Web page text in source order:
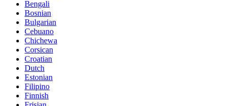
Bengali
Bosnian
Bulgarian
Cebuano
Chichewa
Corsican
Croatian
Dutch
Estonian
Filipino
Finnish